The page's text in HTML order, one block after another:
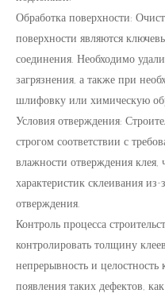
Обработка поверхности:
поверхности являются
соединения. Необходимо
загрязнения, а также при
шлифовку или химическую
Условия отверждения:
строгом соответствии с
влажности отверждения клея,
характеристик склеивания
отверждения.
Контроль процесса
контролировать толщину
непрерывность и целостность
появления таких дефектов,